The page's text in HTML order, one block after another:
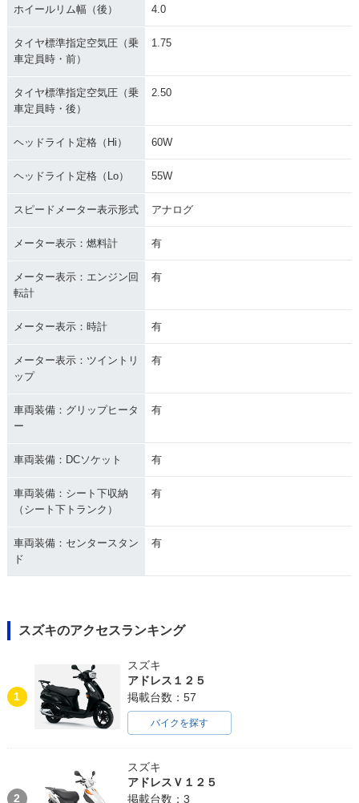
ホイールリム幅（後） 4.0
タイヤ標準指定空気圧（乗
車定員時・前）
1.75
タイヤ標準指定空気圧（乗
車定員時・後）
2.50
ヘッドライト定格（Hi） 60W
ヘッドライト定格（Lo） 55W
スピードメーター表示形式 アナログ
メーター表示：燃料計 有
メーター表示：エンジン回
転計
有
メーター表示：時計 有
メーター表示：ツイントリ
ップ
有
車両装備：グリップヒータ
ー
有
車両装備：DCソケット 有
車両装備：シート下収納
（シート下トランク）
有
車両装備：センタースタン
ド
有
スズキのアクセスランキング
1
スズキ
アドレス１２５
掲載台数：57
バイクを探す
2
スズキ
アドレスＶ１２５
掲載台数：3